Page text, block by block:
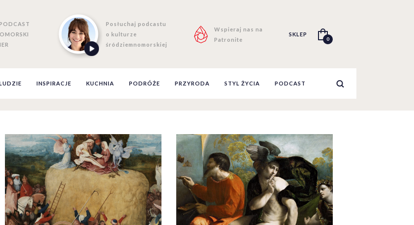
Posłuchaj podcastu
o kulturze
śródziemnomorskiej
Wspieraj nas na
Patronite
SKLEP
0
INSPIRACJE KUCHNIA PODRÓŻE PRZYRODA STYL ŻYCIA PODCAST